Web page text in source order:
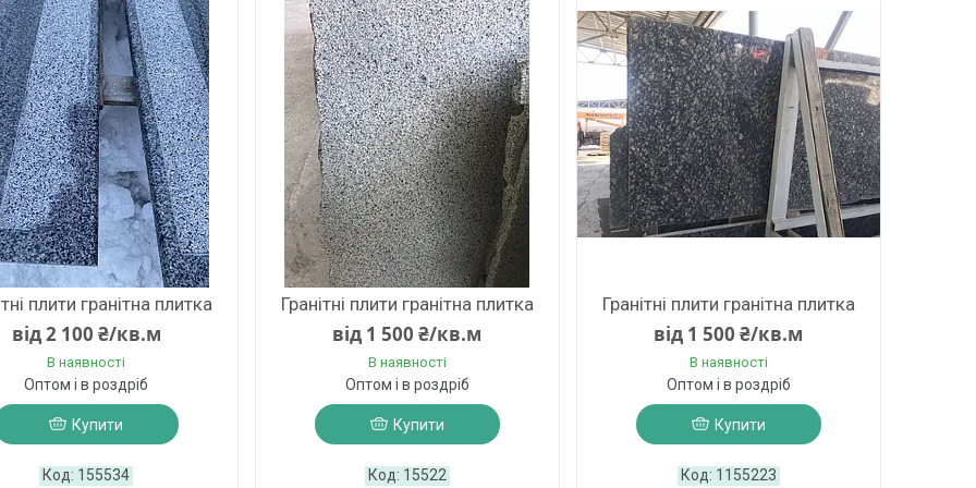
плити гранітна плитка
від 2 100 ₴/кв.м
В наявності
Оптом і в роздріб
Купити
155534
Гранітні плити гранітна плитка
від 1 500 ₴/кв.м
В наявності
Оптом і в роздріб
Купити
15522
Гранітні плити гранітна плитка
від 1 500 ₴/кв.м
В наявності
Оптом і в роздріб
Купити
1155223